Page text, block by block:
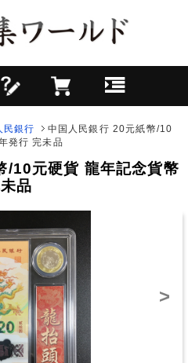
民銀行
中国人民銀行 20元紙幣/10
発行 完未品
/10元硬貨 龍年記念貨幣
品
>